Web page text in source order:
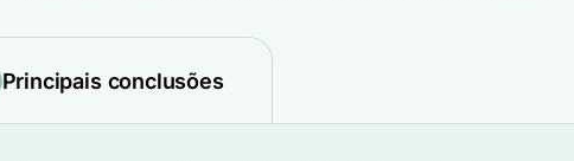
Principais conclusões